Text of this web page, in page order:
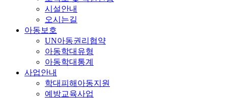
시설안내
오시는길
아동보호
UN아동권리협약
아동학대유형
아동학대통계
사업안내
학대피해아동지원
예방교육사업